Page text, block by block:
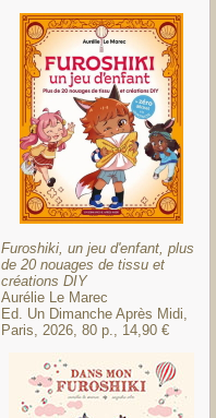
Furoshiki, un jeu d'enfant, plus
de 20 nouages de tissu et
créations DIY
Aurélie Le Marec
Ed. Un Dimanche Après Midi,
Paris, 2026, 80 p., 14,90 €